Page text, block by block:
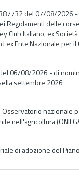
387732 del 07/08/2026 -
Regolamenti delle
Club Italiano, ex
ex Ente Nazionale per il
06/08/2026 - di
settembre 2026
Osservatorio nazionale
nell'agricoltura
di adozione del